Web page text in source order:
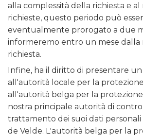
alla complessità della richiesta e
richieste, questo periodo può
eventualmente prorogato a due
informeremo entro un mese dalla
richiesta.
Infine, ha il diritto di presentare
all'autorità locale per la
all'autorità belga per la protezione
nostra principale autorità di
trattamento dei suoi dati personali
de Velde. L'autorità belga per la